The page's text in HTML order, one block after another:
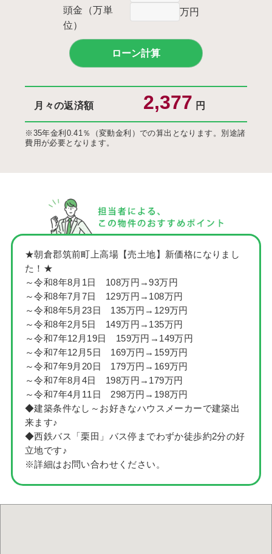
頭金（万単
位）
万円
月々の返済額 円
※35年金利0.41％（変動金利）での算出となります。別途諸
費用が必要となります。
★朝倉郡筑前町上高場【売土地】新価格になりまし
た！★
～令和8年8月1日 108万円→93万円
～令和8年7月7日 129万円→108万円
～令和8年5月23日 135万円→129万円
～令和8年2月5日 149万円→135万円
～令和7年12月19日 159万円→149万円
～令和7年12月5日 169万円→159万円
～令和7年9月20日 179万円→169万円
～令和7年8月4日 198万円→179万円
～令和7年4月11日 298万円→198万円
◆建築条件なし～お好きなハウスメーカーで建築出
来ます♪
◆西鉄バス「栗田」バス停までわずか徒歩約2分の好
立地です♪
※詳細はお問い合わせください。